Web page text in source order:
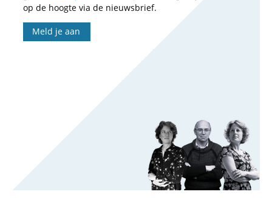
op de hoogte via de nieuwsbrief.
Meld je aan